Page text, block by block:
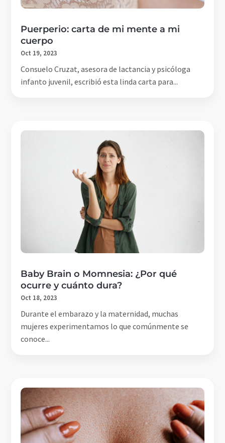
Puerperio: carta de mi mente a mi
cuerpo
Oct 19, 2023
Consuelo Cruzat, asesora de lactancia y psicóloga
infanto juvenil, escribió esta linda carta para...
Baby Brain o Momnesia: ¿Por qué
ocurre y cuánto dura?
Oct 18, 2023
Durante el embarazo y la maternidad, muchas
mujeres experimentamos lo que comúnmente se
conoce...